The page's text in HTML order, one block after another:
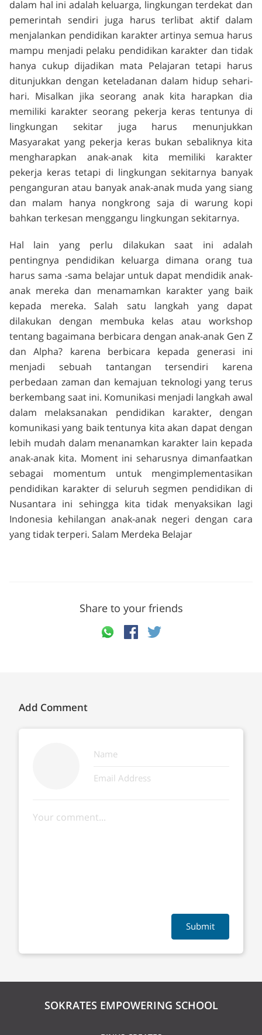
dalam hal ini adalah keluarga, lingkungan terdekat dan
pemerintah sendiri juga harus terlibat aktif dalam
menjalankan pendidikan karakter artinya semua harus
mampu menjadi pelaku pendidikan karakter dan tidak
hanya cukup dijadikan mata Pelajaran tetapi harus
ditunjukkan dengan keteladanan dalam hidup sehari-
hari. Misalkan jika seorang anak kita harapkan dia
memiliki karakter seorang pekerja keras tentunya di
lingkungan sekitar juga harus menunjukkan
Masyarakat yang pekerja keras bukan sebaliknya kita
mengharapkan anak-anak kita memiliki karakter
pekerja keras tetapi di lingkungan sekitarnya banyak
penganguran atau banyak anak-anak muda yang siang
dan malam hanya nongkrong saja di warung kopi
bahkan terkesan menggangu lingkungan sekitarnya.
Hal lain yang perlu dilakukan saat ini adalah
pentingnya pendidikan keluarga dimana orang tua
harus sama -sama belajar untuk dapat mendidik anak-
anak mereka dan menamamkan karakter yang baik
kepada mereka. Salah satu langkah yang dapat
dilakukan dengan membuka kelas atau workshop
tentang bagaimana berbicara dengan anak-anak Gen Z
dan Alpha? karena berbicara kepada generasi ini
menjadi sebuah tantangan tersendiri karena
perbedaan zaman dan kemajuan teknologi yang terus
berkembang saat ini. Komunikasi menjadi langkah awal
dalam melaksanakan pendidikan karakter, dengan
komunikasi yang baik tentunya kita akan dapat dengan
lebih mudah dalam menanamkan karakter lain kepada
anak-anak kita. Moment ini seharusnya dimanfaatkan
sebagai momentum untuk mengimplementasikan
pendidikan karakter di seluruh segmen pendidikan di
Nusantara ini sehingga kita tidak menyaksikan lagi
Indonesia kehilangan anak-anak negeri dengan cara
yang tidak terperi. Salam Merdeka Belajar
Share to your friends
Add Comment
Submit
SOKRATES EMPOWERING SCHOOL